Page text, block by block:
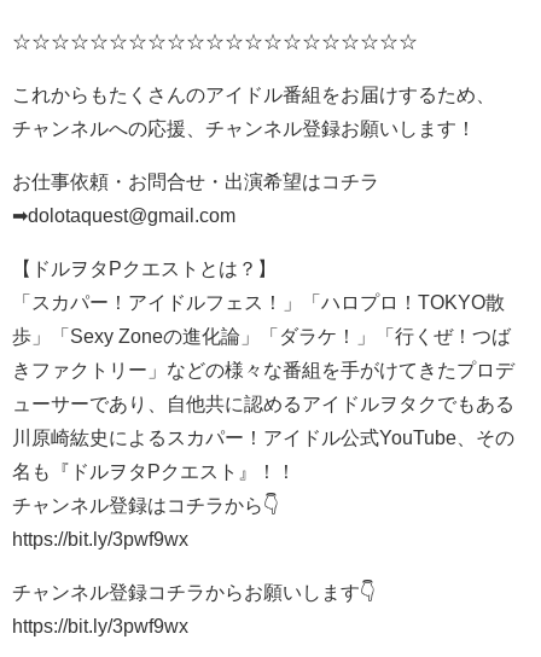
☆☆☆☆☆☆☆☆☆☆☆☆☆☆☆☆☆☆☆☆☆
これからもたくさんのアイドル番組をお届けするため、
チャンネルへの応援、チャンネル登録お願いします！
お仕事依頼・お問合せ・出演希望はコチラ
➡dolotaquest@gmail.com
【ドルヲタPクエストとは？】
「スカパー！アイドルフェス！」「ハロプロ！TOKYO散
歩」「Sexy Zoneの進化論」「ダラケ！」「行くぜ！つば
きファクトリー」などの様々な番組を手がけてきたプロデ
ューサーであり、自他共に認めるアイドルヲタクでもある
川原崎紘史によるスカパー！アイドル公式YouTube、その
名も『ドルヲタPクエスト』！！
チャンネル登録はコチラから👇
https://bit.ly/3pwf9wx
チャンネル登録コチラからお願いします👇
https://bit.ly/3pwf9wx